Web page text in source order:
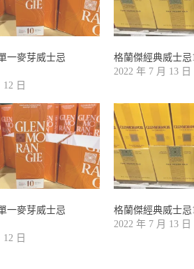
一麥芽威士忌
12 日
格蘭傑經典威士忌
2022 年 7 月 13 日
一麥芽威士忌
12 日
格蘭傑經典威士忌
2022 年 7 月 13 日